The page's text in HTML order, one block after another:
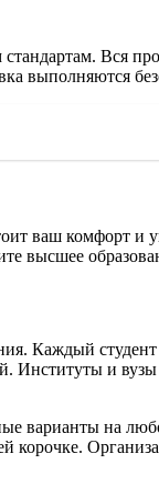
Вся
выполняются
ваш комфорт
высшее
Каждый
Институты и
варианты на
корочке.